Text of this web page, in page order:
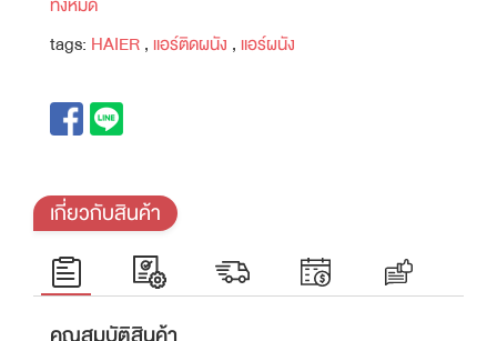
tags: HAIER, แอร์ติดผนัง , แอร์ผนัง
เกี่ยวกับสินค้า